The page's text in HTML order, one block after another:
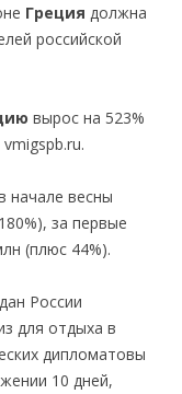
Греция должна
российской
вырос на 523%
начале весны
за первые
(плюс 44%).
России
для отдыха в
дипломатовы
10 дней,